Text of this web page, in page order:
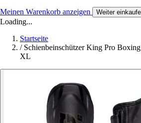
Meinen Warenkorb anzeigen Weiter
Loading...
Startseite
/ Schienbeinschützer King Pro
XL